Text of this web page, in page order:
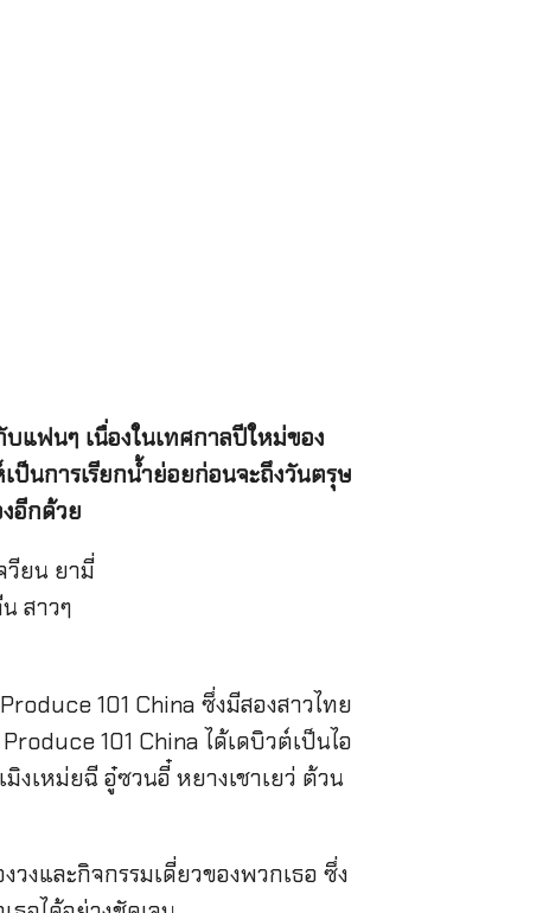
แฟนๆ เนื่องในเทศกาลปีใหม่ของ
นการเรียกน้ำย่อยก่อนจะถึงวันตรุษ
อีกด้วย
101 China ซึ่งมีสองสาวไทย
101 China ได้เดบิวต์เป็นไอ
งเหม่ยฉี อู๋ซวนอี๋ หยางเชาเยว่ ต้วน
งและกิจกรรมเดี่ยวของพวกเธอ ซึ่ง